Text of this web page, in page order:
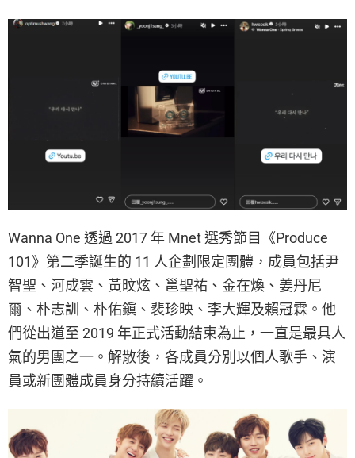
Wanna One 透過 2017 年 Mnet 選秀節目《Produce
101》第二季誕生的 11 人企劃限定團體，成員包括尹
智聖、河成雲、黃旼炫、邕聖祐、金在煥、姜丹尼
爾、朴志訓、朴佑鎭、裴珍映、李大輝及賴冠霖。他
們從出道至 2019 年正式活動結束為止，一直是最具人
氣的男團之一。解散後，各成員分別以個人歌手、演
員或新團體成員身分持續活躍。